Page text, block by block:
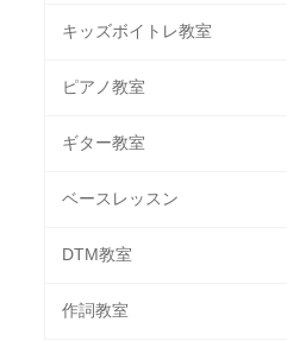
キッズボイトレ教室
ピアノ教室
ギター教室
ベースレッスン
DTM教室
作詞教室